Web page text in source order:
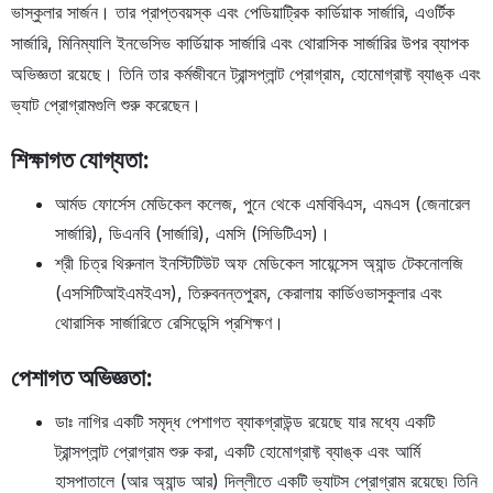
ভাস্কুলার সার্জন। তার প্রাপ্তবয়স্ক এবং পেডিয়াট্রিক কার্ডিয়াক সার্জারি, এওর্টিক
সার্জারি, মিনিম্যালি ইনভেসিভ কার্ডিয়াক সার্জারি এবং থোরাসিক সার্জারির উপর ব্যাপক
অভিজ্ঞতা রয়েছে। তিনি তার কর্মজীবনে ট্রান্সপ্লান্ট প্রোগ্রাম, হোমোগ্রাফ্ট ব্যাঙ্ক এবং
ভ্যাট প্রোগ্রামগুলি শুরু করেছেন।
শিক্ষাগত যোগ্যতা:
আর্মড ফোর্সেস মেডিকেল কলেজ, পুনে থেকে এমবিবিএস, এমএস (জেনারেল
সার্জারি), ডিএনবি (সার্জারি), এমসি (সিভিটিএস)।
শ্রী চিত্র থিরুনাল ইনস্টিটিউট অফ মেডিকেল সায়েন্সেস অ্যান্ড টেকনোলজি
(এসসিটিআইএমইএস), তিরুবনন্তপুরম, কেরালায় কার্ডিওভাসকুলার এবং
থোরাসিক সার্জারিতে রেসিডেন্সি প্রশিক্ষণ।
পেশাগত অভিজ্ঞতা:
ডাঃ নাগির একটি সমৃদ্ধ পেশাগত ব্যাকগ্রাউন্ড রয়েছে যার মধ্যে একটি
ট্রান্সপ্লান্ট প্রোগ্রাম শুরু করা, একটি হোমোগ্রাফ্ট ব্যাঙ্ক এবং আর্মি
হাসপাতালে (আর অ্যান্ড আর) দিল্লীতে একটি ভ্যাটস প্রোগ্রাম রয়েছে৷ তিনি